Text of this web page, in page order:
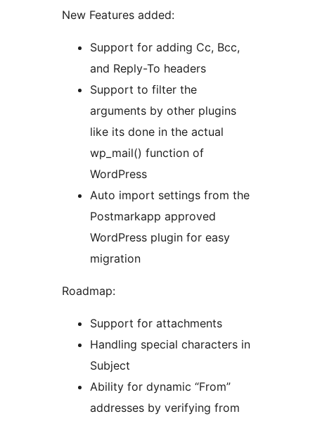
New Features added:
Support for adding Cc, Bcc,
and Reply-To headers
Support to filter the
arguments by other plugins
like its done in the actual
wp_mail() function of
WordPress
Auto import settings from the
Postmarkapp approved
WordPress plugin for easy
migration
Roadmap:
Support for attachments
Handling special characters in
Subject
Ability for dynamic “From”
addresses by verifying from